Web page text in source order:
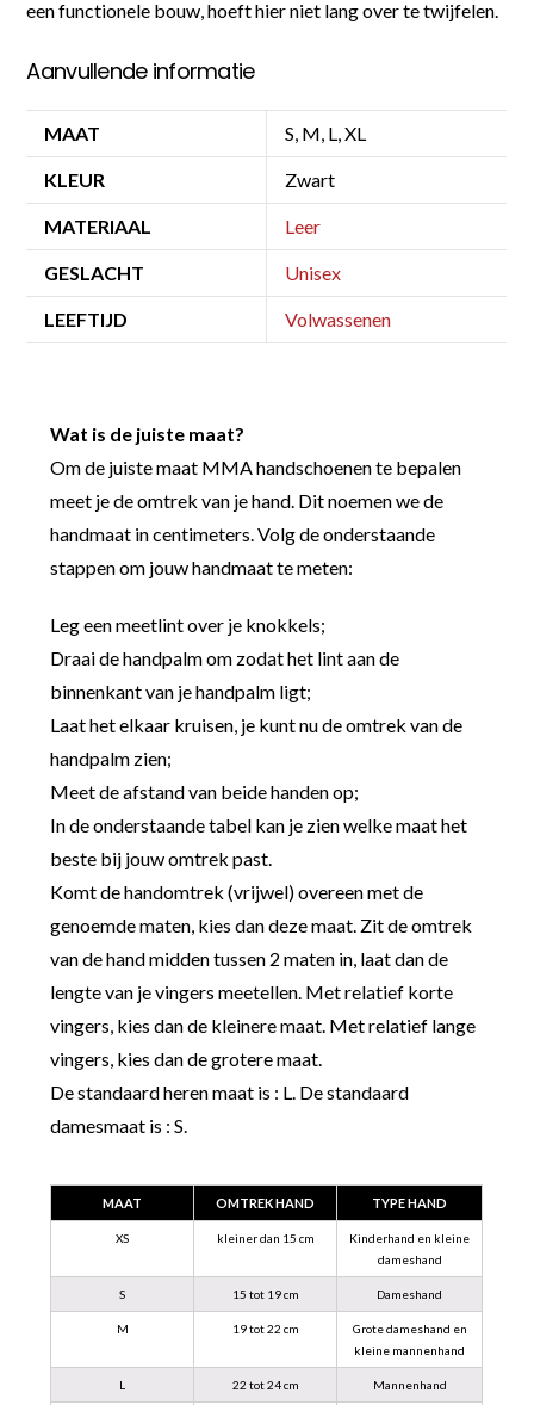
een functionele bouw, hoeft hier niet lang over te twijfelen.
Aanvullende informatie
MAAT S, M, L, XL
KLEUR Zwart
MATERIAAL Leer
GESLACHT Unisex
LEEFTIJD Volwassenen
Wat is de juiste maat?
Om de juiste maat MMA handschoenen te bepalen
meet je de omtrek van je hand. Dit noemen we de
handmaat in centimeters. Volg de onderstaande
stappen om jouw handmaat te meten:
Leg een meetlint over je knokkels;
Draai de handpalm om zodat het lint aan de
binnenkant van je handpalm ligt;
Laat het elkaar kruisen, je kunt nu de omtrek van de
handpalm zien;
Meet de afstand van beide handen op;
In de onderstaande tabel kan je zien welke maat het
beste bij jouw omtrek past.
Komt de handomtrek (vrijwel) overeen met de
genoemde maten, kies dan deze maat. Zit de omtrek
van de hand midden tussen 2 maten in, laat dan de
lengte van je vingers meetellen. Met relatief korte
vingers, kies dan de kleinere maat. Met relatief lange
vingers, kies dan de grotere maat.
De standaard heren maat is : L. De standaard
damesmaat is : S.
MAAT OMTREK HAND TYPE HAND
XS kleiner dan 15 cm
Kinderhand en kleine
dameshand
S 15 tot 19 cm Dameshand
M 19 tot 22 cm
Grote dameshand en
kleine mannenhand
L 22 tot 24 cm Mannenhand